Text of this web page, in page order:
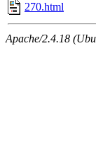
270.html
Apache/2.4.18